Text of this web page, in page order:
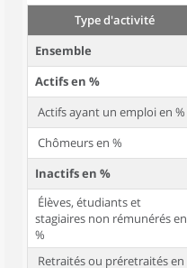
Type d'activité
Ensemble
Actifs en %
Actifs ayant un emploi en %
Chômeurs en %
Inactifs en %
Élèves, étudiants et
stagiaires non rémunérés en
%
Retraités ou préretraités en